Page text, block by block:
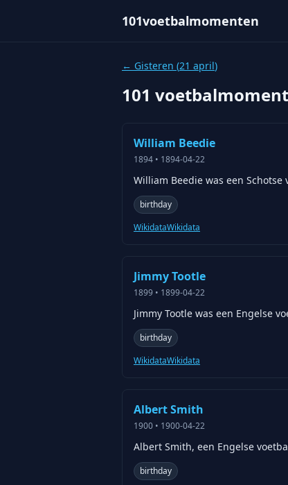
101voetbalmomenten
← Gisteren (21 april)
101
William Beedie
1894 • 1894-04-22
William Beedie was een
birthday
WikidataWikidata
Jimmy Tootle
1899 • 1899-04-22
Jimmy Tootle was een Engelse
birthday
WikidataWikidata
Albert Smith
1900 • 1900-04-22
Albert Smith, een Engelse
birthday